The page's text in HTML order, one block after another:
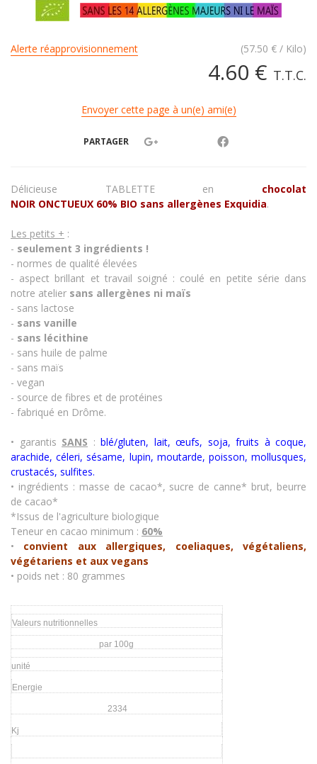
(57.50 € / Kilo)
4.60 € T.T.C.
Alerte réapprovisionnement
Envoyer cette page à un(e) ami(e)
PARTAGER
Délicieuse TABLETTE en chocolat
NOIR ONCTUEUX 60% BIO sans allergènes Exquidia.
Les petits + :
- seulement 3 ingrédients !
- normes de qualité élevées
- aspect brillant et travail soigné : coulé en petite série dans
notre atelier sans allergènes ni maïs
- sans lactose
- sans vanille
- sans lécithine
- sans huile de palme
- sans maïs
- vegan
- source de fibres et de protéines
- fabriqué en Drôme.
• garantis SANS : blé/gluten, lait, œufs, soja, fruits à coque,
arachide, céleri, sésame, lupin, moutarde, poisson, mollusques,
crustacés, sulfites.
• ingrédients : masse de cacao*, sucre de canne* brut, beurre
de cacao*
*Issus de l'agriculture biologique
Teneur en cacao minimum : 60%
• convient aux allergiques, coeliaques, végétaliens,
végétariens et aux vegans
• poids net : 80 grammes
Valeurs nutritionnelles
par 100g
unité
Energie
2334
Kj